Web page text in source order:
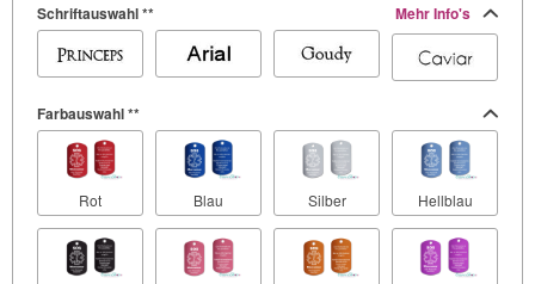
Schriftauswahl ** Mehr Info's
Farbauswahl **
Rot Blau Silber Hellblau